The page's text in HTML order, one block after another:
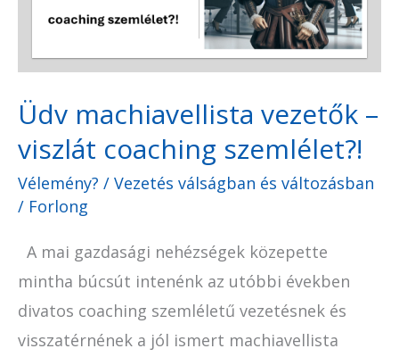
Üdv machiavellista vezetők –
viszlát coaching szemlélet?!
Vélemény? / Vezetés válságban és változásban
/ Forlong
A mai gazdasági nehézségek közepette
mintha búcsút intenénk az utóbbi években
divatos coaching szemléletű vezetésnek és
visszatérnének a jól ismert machiavellista
coaching
szemlélet?!